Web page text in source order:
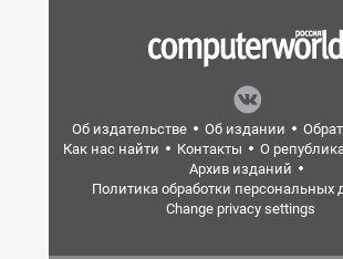
Об издательстве Об издании
Как нас найти
Контакты О
Архив изданий
Политика обработки персональных
Change privacy settings